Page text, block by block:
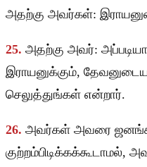
அதற்கு அவர்கள்:
25. அதற்கு அவர்:
இராயனுக்கும்,
செலுத்துங்கள் என்றார்.
26. அவர்கள் அவரை
குற்றம்பிடிக்கக்கூடாமல்,